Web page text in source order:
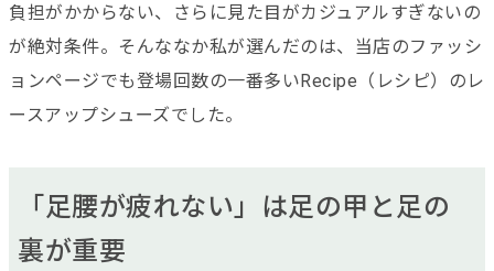
負担がかからない、さらに見た目がカジュアルすぎないの
が絶対条件。そんななか私が選んだのは、当店のファッシ
ョンページでも登場回数の一番多いRecipe（レシピ）のレ
ースアップシューズでした。
「足腰が疲れない」は足の甲と足の
裏が重要